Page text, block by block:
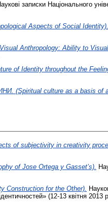
записки Національного
Aspects of Social Identity).
Anthropology: Ability to
of Identity throughout the
culture as a basis of a
of subjectivity in creativity
of Jose Ortega y Gasset’s).
for the Other).
(12­-13 квітня